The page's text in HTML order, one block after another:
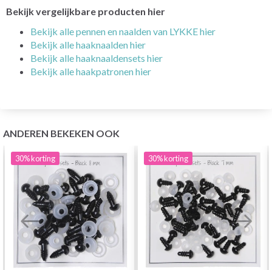
Bekijk vergelijkbare producten hier
Bekijk alle pennen en naalden van LYKKE hier
Bekijk alle haaknaalden hier
Bekijk alle haaknaaldensets hier
Bekijk alle haakpatronen hier
ANDEREN BEKEKEN OOK
30%korting 30%korting